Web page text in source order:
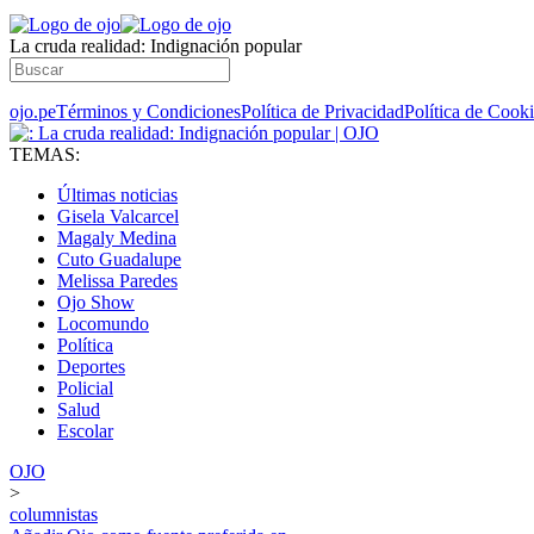
La cruda realidad: Indignación popular
ojo.peTérminos y CondicionesPolítica de PrivacidadPolítica de
TEMAS:
Últimas noticias
Gisela Valcarcel
Magaly Medina
Cuto Guadalupe
Melissa Paredes
Ojo Show
Locomundo
Política
Deportes
Policial
Salud
Escolar
OJO
>
columnistas